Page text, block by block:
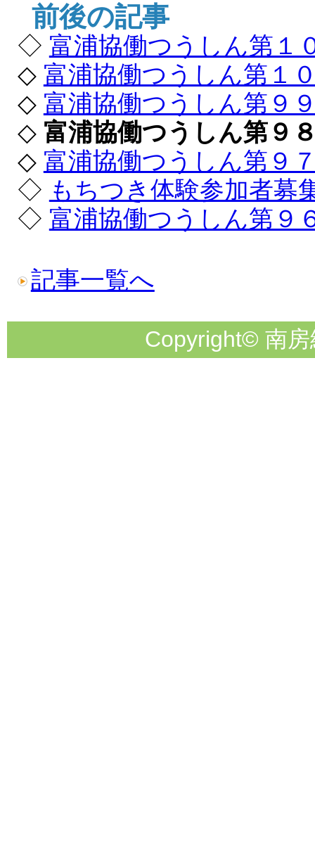
前後の記事
◇ 富浦協働つうしん第１
◇ 富浦協働つうしん第１
◇ 富浦協働つうしん第９
◇ 富浦協働つうしん第９
◇ 富浦協働つうしん第９
◇ もちつき体験参加者募
◇ 富浦協働つうしん第９
記事一覧へ
Copyright© 南